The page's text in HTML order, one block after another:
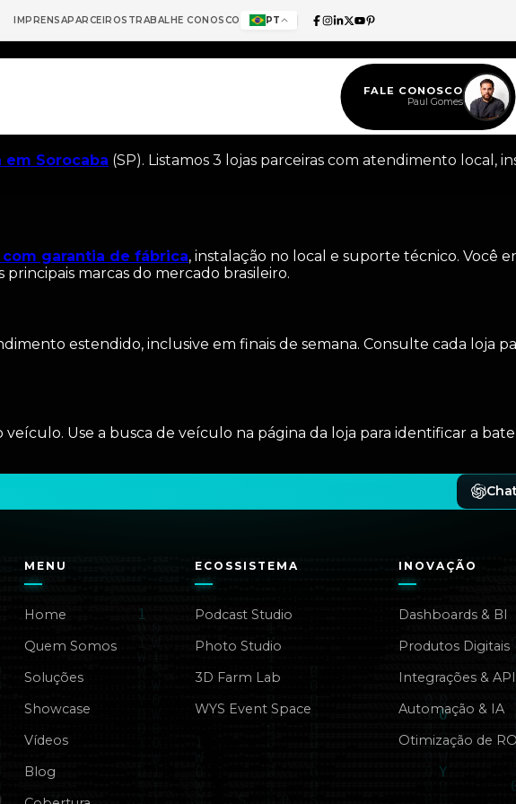
IMPRENSAPARCEIROS TRABALHE CONOSCO PT
FALE CONOSCO
Paul Gomes
Sorocaba (SP). Listamos 3 lojas parceiras com atendimento local,
garantia de fábrica, instalação no local e suporte técnico. Você
marcas do mercado brasileiro.
estendido, inclusive em finais de semana. Consulte cada loja
Use a busca de veículo na página da loja para identificar a
MENU
Home
Quem Somos
Soluções
Showcase
Vídeos
Blog
ECOSSISTEMA
Podcast Studio
Photo Studio
3D Farm Lab
WYS Event Space
INOVAÇÃO
Dashboards & BI
Produtos Digitais
Integrações &
Automação & IA
Otimização de